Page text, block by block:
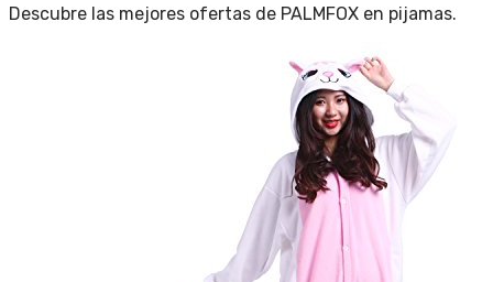
Descubre las mejores ofertas de PALMFOX en pijamas.